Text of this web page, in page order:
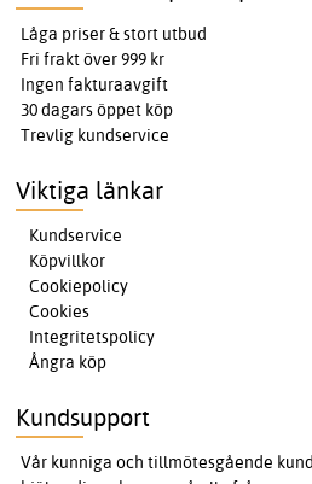
Låga priser & stort utbud
Fri frakt över 999 kr
Ingen fakturaavgift
30 dagars öppet köp
Trevlig kundservice
Viktiga länkar
Kundservice
Köpvillkor
Cookiepolicy
Cookies
Integritetspolicy
Ångra köp
Kundsupport
Vår kunniga och tillmötesgående